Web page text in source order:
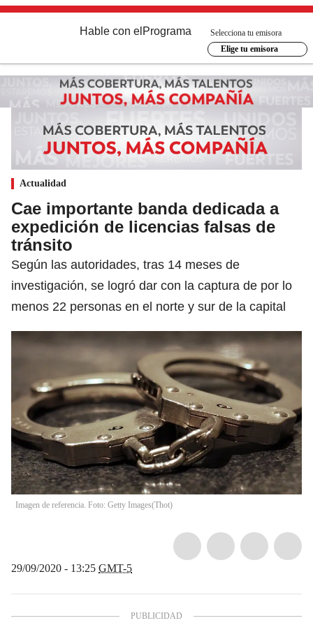
Hable con el Programa
Selecciona tu emisora
Elige tu emisora
Actualidad
Cae importante banda dedicada a
expedición de licencias falsas de
tránsito
Según las autoridades, tras 14 meses de
investigación, se logró dar con la captura de por lo
menos 22 personas en el norte y sur de la capital
Imagen de referencia. Foto: Getty Images(Thot)
29/09/2020 - 13:25 GMT-5